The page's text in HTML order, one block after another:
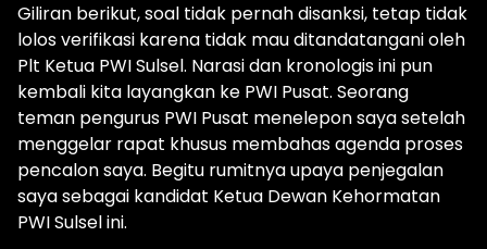
Giliran berikut, soal tidak pernah disanksi, tetap tidak
lolos verifikasi karena tidak mau ditandatangani oleh
Plt Ketua PWI Sulsel. Narasi dan kronologis ini pun
kembali kita layangkan ke PWI Pusat. Seorang
teman pengurus PWI Pusat menelepon saya setelah
menggelar rapat khusus membahas agenda proses
pencalon saya. Begitu rumitnya upaya penjegalan
saya sebagai kandidat Ketua Dewan Kehormatan
PWI Sulsel ini.